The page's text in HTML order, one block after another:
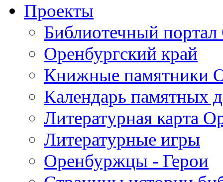
Проекты
Библиотечный портал
Оренбургский край
Книжные памятники
Календарь памятных
Литературная карта
Литературные игры
Оренбуржцы - Герои